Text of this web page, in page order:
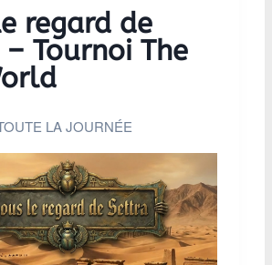
regard de
Tournoi The
LA JOURNÉE